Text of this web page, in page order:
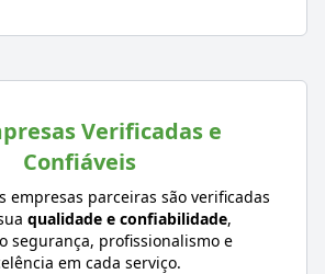
Verificadas e
Confiáveis
empresas parceiras são verificadas
qualidade e confiabilidade,
segurança, profissionalismo e
em cada serviço.